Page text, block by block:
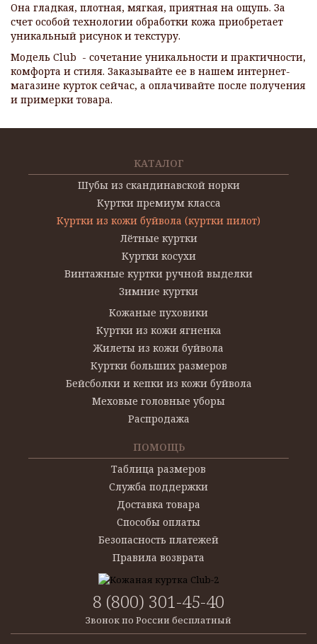
Она гладкая, плотная, мягкая, приятная на ощупь. За
счет особой технологии обработки кожа приобретает
уникальный рисунок и текстуру.
Модель Club - сочетание уникальности и практичности,
комфорта и стиля. Заказывайте ее в нашем интернет-
магазине курток сейчас, а оплачивайте после получения
и примерки товара.
КАТАЛОГ
Шубы из скандинавской норки
Куртки премиум класса
Куртки из кожи буйвола (куртки пилот)
Лётные куртки
Куртки косухи
Винтажные куртки ручной выделки
Зимние куртки
Кожаные пуховики
Куртки из кожи ягненка
Жилеты из кожи буйвола
Куртки больших размеров
Бейсболки и кепки из кожи буйвола
Меховые головные уборы
Распродажа
ПОМОЩЬ
Таблица размеров
Служба поддержки
Доставка товара
Способы оплаты
Безопасность платежей
Правила возврата
8 (800) 301-45-40
Звонок по России бесплатный